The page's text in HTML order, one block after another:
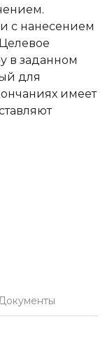
с нанесением
в заданном
для
имеет